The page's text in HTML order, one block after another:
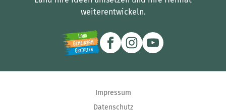
weiterentwickeln.
Impressum
Datenschutz